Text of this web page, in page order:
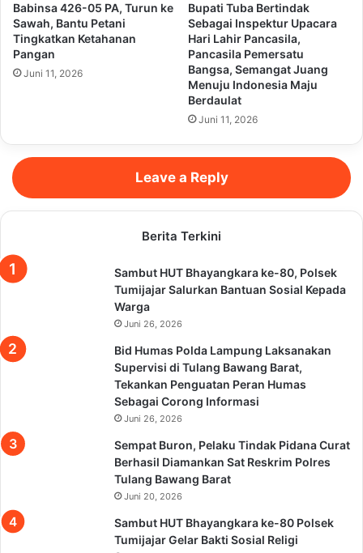
Babinsa 426-05 PA, Turun ke
Sawah, Bantu Petani
Tingkatkan Ketahanan
Pangan
Juni 11, 2026
Bupati Tuba Bertindak
Sebagai Inspektur Upacara
Hari Lahir Pancasila,
Pancasila Pemersatu
Bangsa, Semangat Juang
Menuju Indonesia Maju
Berdaulat
Juni 11, 2026
Leave a Reply
Berita Terkini
Sambut HUT Bhayangkara ke-80, Polsek
Tumijajar Salurkan Bantuan Sosial Kepada
Warga
Juni 26, 2026
Bid Humas Polda Lampung Laksanakan
Supervisi di Tulang Bawang Barat,
Tekankan Penguatan Peran Humas
Sebagai Corong Informasi
Juni 26, 2026
Sempat Buron, Pelaku Tindak Pidana Curat
Berhasil Diamankan Sat Reskrim Polres
Tulang Bawang Barat
Juni 20, 2026
Sambut HUT Bhayangkara ke-80 Polsek
Tumijajar Gelar Bakti Sosial Religi